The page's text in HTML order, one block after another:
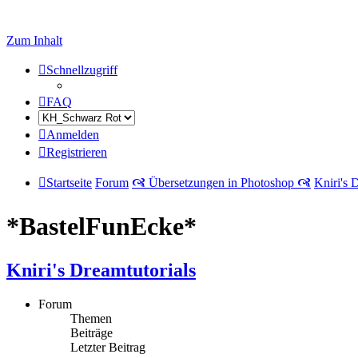
Zum Inhalt
Schnellzugriff
FAQ
Anmelden
Registrieren
Startseite Forum 🙧 Übersetzungen in Photoshop 🙧 Kniri's
*BastelFunEcke*
Kniri's Dreamtutorials
Forum
Themen
Beiträge
Letzter Beitrag